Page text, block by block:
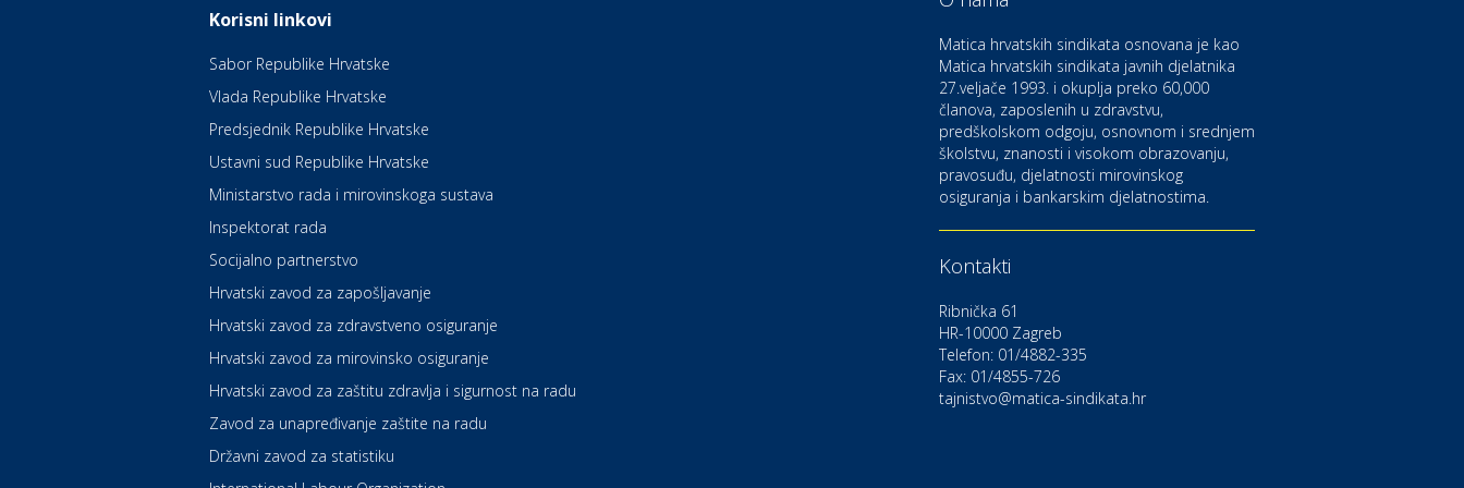
Kultura i edukacija
Kazalište Kerempuh
Kultura i edukacija
Kazalište ZKM
Auto-moto i tehnika
Zdravlje i osiguranje
UNIQA osiguranje
Korisni linkovi
Sabor Republike Hrvatske
Vlada Republike Hrvatske
Predsjednik Republike Hrvatske
Ustavni sud Republike Hrvatske
Ministarstvo rada i mirovinskoga sustava
Inspektorat rada
Socijalno partnerstvo
Hrvatski zavod za zapošljavanje
Hrvatski zavod za zdravstveno osiguranje
Hrvatski zavod za mirovinsko osiguranje
Hrvatski zavod za zaštitu zdravlja i sigurnost na radu
Zavod za unapređivanje zaštite na radu
Državni zavod za statistiku
Matica hrvatskih sindikata osnovana je kao
Matica hrvatskih sindikata javnih djelatnika
27.veljače 1993. i okuplja preko 60,000
članova, zaposlenih u zdravstvu,
predškolskom odgoju, osnovnom i srednjem
školstvu, znanosti i visokom obrazovanju,
pravosuđu, djelatnosti mirovinskog
osiguranja i bankarskim djelatnostima.
Kontakti
Ribnička 61
HR-10000 Zagreb
Telefon: 01/4882-335
Fax: 01/4855-726
tajnistvo@matica-sindikata.hr